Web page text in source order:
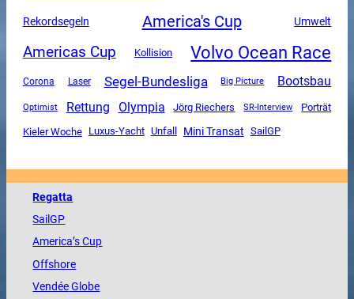
Rekordsegeln America's Cup Umwelt
Americas Cup Kollision Volvo Ocean Race
Corona Laser Segel-Bundesliga Big Picture Bootsbau
Optimist Rettung Olympia Jörg Riechers SR-Interview Porträt
Kieler Woche Luxus-Yacht Unfall Mini Transat SailGP
Regatta
SailGP
America’s Cup
Offshore
VendéeGlobe